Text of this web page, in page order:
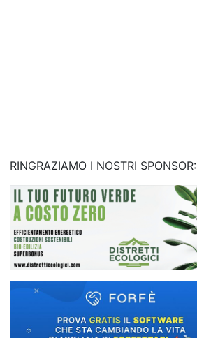
RINGRAZIAMO I NOSTRI SPONSOR: